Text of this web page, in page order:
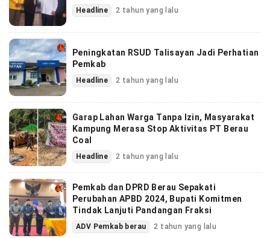
Headline 2 tahun yang lalu
Peningkatan RSUD Talisayan Jadi Perhatian
Pemkab
Headline 2 tahun yang lalu
Garap Lahan Warga Tanpa Izin, Masyarakat
Kampung Merasa Stop Aktivitas PT Berau
Coal
Headline 2 tahun yang lalu
Pemkab dan DPRD Berau Sepakati
Perubahan APBD 2024, Bupati Komitmen
Tindak Lanjuti Pandangan Fraksi
ADV Pemkab berau 2 tahun yang lalu